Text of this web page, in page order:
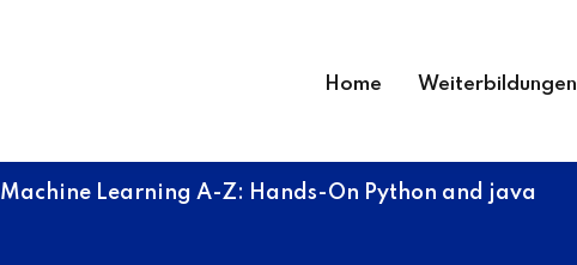
Home Weiterbildungen
Machine Learning A-Z: Hands-On Python and java